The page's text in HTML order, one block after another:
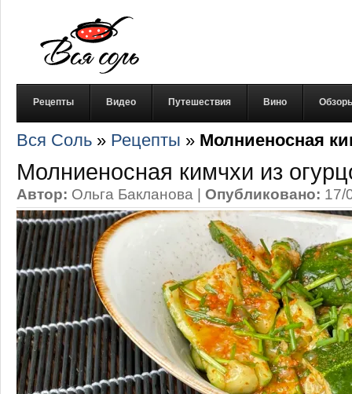
Рецепты Видео Путешествия Вино
Вся Соль » Рецепты » Молниеносная
Молниеносная кимчхи из
Автор: Ольга Бакланова | Опубликовано: 17/